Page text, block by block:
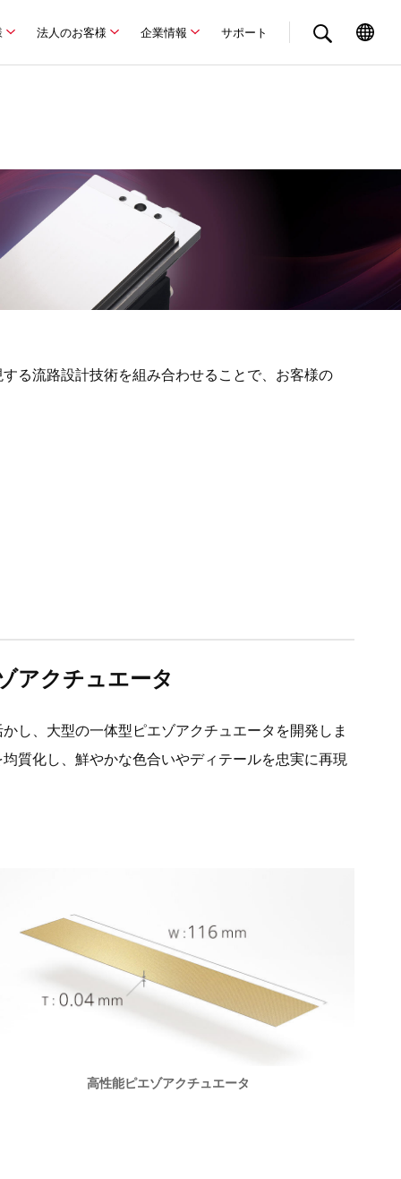
法人のお客様 企業情報 サポート
る流路設計技術を組み合わせることで、お客様の
アクチュエータ
し、大型の一体型ピエゾアクチュエータを開発しま
質化し、鮮やかな色合いやディテールを忠実に再現
高性能ピエゾアクチュエータ